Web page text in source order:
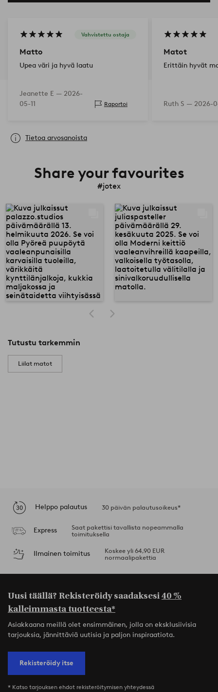
Vahvistettu ostaja
Matto
Upea väri ja hyvä laatu
Jeanette E — 2026-
05-11
Raportoi
Matot
Erittäin hyvät
Ruth S — 2026-
Tietoa arvosanoista
Share your favourites
#jotex
Tutustu tarkemmin
Liilat matot
Helppo palautus 30 päivän palautusoikeus*
Express
Saat pakettisi tavallista nopeammalla
toimituksella
Ilmainen toimitus
Koskee yli 64,90 EUR
normaalipakettia
Uusi täällä? Rekisteröidy saadaksesi40 %
kalleimmasta tuotteesta*
Asiakkaana meillä olet ensimmäinen, jolla on eksklusiivisia
tarjouksia, jännittäviä uutisia ja paljon inspiraatiota.
Rekisteröidy itse
* Katso tarjouksen ehdot rekisteröitymisen yhteydessä